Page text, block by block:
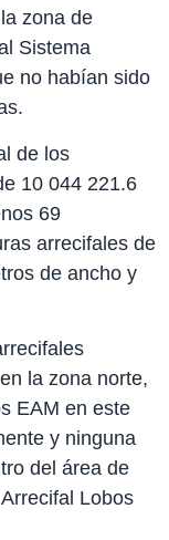
zona de
Sistema
no habían sido
de los
10 044 221.6
69
arrecifales de
de ancho y
la zona norte,
EAM en este
y ninguna
del área de
Lobos